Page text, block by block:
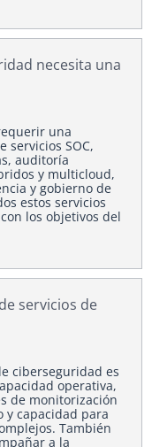
necesita una
una
servicios SOC,
auditoría
y multicloud,
y gobierno de
estos servicios
los objetivos del
servicios de
ciberseguridad es
operativa,
de monitorización
y capacidad para
También
a la